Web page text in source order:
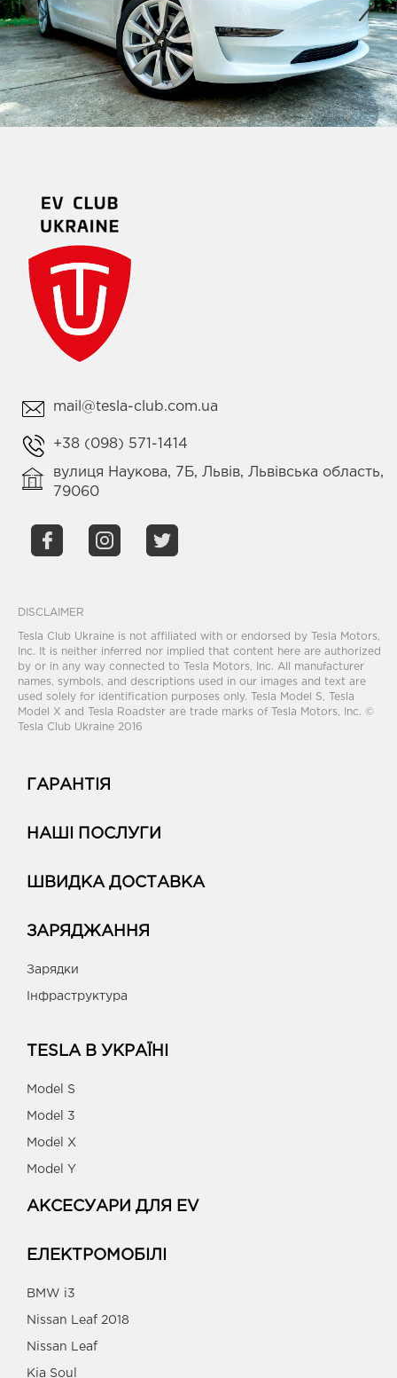
mail@tesla-club.com.ua
+38 (098) 571-1414
вулиця Наукова, 7Б, Львів, Львівська область,
79060
DISCLAIMER
Tesla Club Ukraine is not affiliated with or endorsed by Tesla Motors,
Inc. It is neither inferred nor implied that content here are authorized
by or in any way connected to Tesla Motors, Inc. All manufacturer
names, symbols, and descriptions used in our images and text are
used solely for identification purposes only. Tesla Model S, Tesla
Model X and Tesla Roadster are trade marks of Tesla Motors, Inc. ©
Tesla Club Ukraine 2016
ГАРАНТІЯ
НАШІ ПОСЛУГИ
ШВИДКА ДОСТАВКА
ЗАРЯДЖАННЯ
Зарядки
Інфраструктура
TESLA В УКРАЇНІ
Model S
Model 3
Model X
Model Y
АКСЕСУАРИ ДЛЯ EV
ЕЛЕКТРОМОБІЛІ
BMW i3
Nissan Leaf 2018
Nissan Leaf
Kia Soul